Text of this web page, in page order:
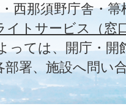
西那須野庁舎・
イトサービス（窓
っては、開庁・
部署、施設へ問い